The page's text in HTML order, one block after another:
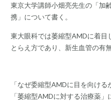
東京大学講師小畑亮先生の「加
携」について書く。
東大眼科では萎縮型AMDに着目
とらえ方であり、新生血管の有
「なぜ委縮型AMDに目を向け
「萎縮型AMDに対する治療薬」